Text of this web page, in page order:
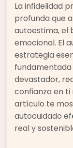
La infidelidad
profunda que
autoestima, el
emocional. El
estrategia
devastador,
confianza en ti
artículo te
autocuidado
real y